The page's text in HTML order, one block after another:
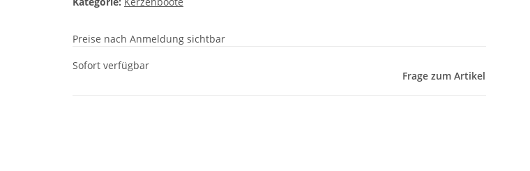
Preise nach Anmeldung sichtbar
Sofort verfügbar
Frage zum Artikel